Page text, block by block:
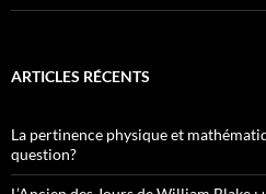
ARTICLES RÉCENTS
La pertinence physique et
question?